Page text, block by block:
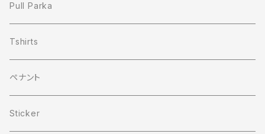
Pull Parka
Tshirts
ペナント
Sticker